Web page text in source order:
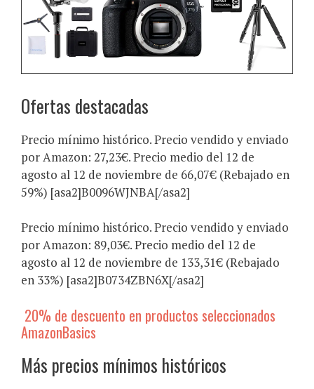
Ofertas destacadas
Precio mínimo histórico. Precio vendido y enviado
por Amazon: 27,23€. Precio medio del 12 de
agosto al 12 de noviembre de 66,07€ (Rebajado en
59%) [asa2]B0096WJNBA[/asa2]
Precio mínimo histórico. Precio vendido y enviado
por Amazon: 89,03€. Precio medio del 12 de
agosto al 12 de noviembre de 133,31€ (Rebajado
en 33%) [asa2]B0734ZBN6X[/asa2]
20% de descuento en productos seleccionados
AmazonBasics
Más precios mínimos históricos